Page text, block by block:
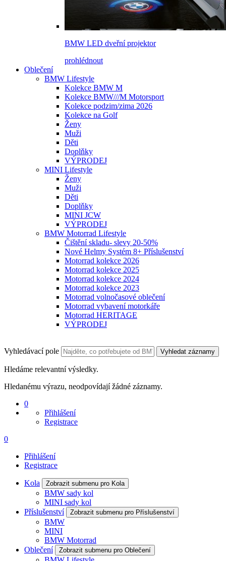
BMW LED dveřní projektor
prohlédnout
Oblečení
BMW Lifestyle
Kolekce BMW M
Kolekce BMW///M Motorsport
Kolekce podzim/zima 2026
Kolekce na Golf
Ženy
Muži
Děti
Doplňky
VÝPRODEJ
MINI Lifestyle
Ženy
Muži
Děti
Doplňky
MINI JCW
VÝPRODEJ
BMW Motorrad Lifestyle
Čištění skladu- slevy 20-50%
Nové Helmy Systém 8+ Příslušenství
Motorrad kolekce 2026
Motorrad kolekce 2025
Motorrad kolekce 2024
Motorrad kolekce 2023
Motorrad volnočasové oblečení
Motorrad vybavení motorkáře
Motorrad HERITAGE
VÝPRODEJ
Vyhledávací pole Vyhledat záznamy
Hledáme relevantní výsledky.
Hledanému výrazu, neodpovídají žádné záznamy.
0
Přihlášení
Registrace
0
Přihlášení
Registrace
Kola Zobrazit submenu pro Kola
BMW sady kol
MINI sady kol
Příslušenství
Zobrazit submenu pro Příslušenství
BMW
MINI
BMW Motorrad
Oblečení
Zobrazit submenu pro Oblečení